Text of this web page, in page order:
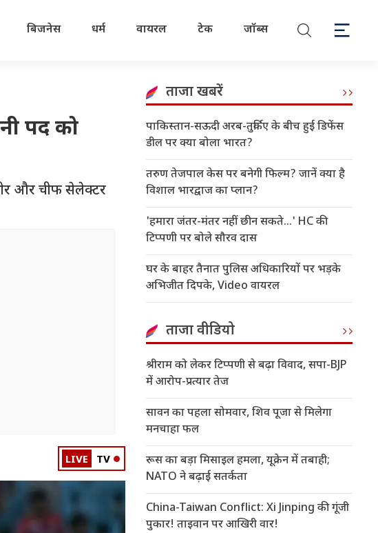
बिजनेस धर्म वायरल टेक जॉब्स
पद को
और चीफ सेलेक्टर
LIVE TV
ताजा खबरें
पाकिस्तान-सऊदी अरब-तुर्किए के बीच हुई डिफेंस
डील पर क्या बोला भारत?
तरुण तेजपाल केस पर बनेगी फिल्म? जानें क्या है
विशाल भारद्वाज का प्लान?
'हमारा जंतर-मंतर नहीं छीन सकते...' HC की
टिप्पणी पर बोले सौरव दास
घर के बाहर तैनात पुलिस अधिकारियों पर भड़के
अभिजीत दिपके, Video वायरल
ताजा वीडियो
श्रीराम को लेकर टिप्पणी से बढ़ा विवाद, सपा-BJP
में आरोप-प्रत्यार तेज
सावन का पहला सोमवार, शिव पूजा से मिलेगा
मनचाहा फल
रूस का बड़ा मिसाइल हमला, यूक्रेन में तबाही;
NATO ने बढ़ाई सतर्कता
China-Taiwan Conflict: Xi Jinping की गूंजी
पुकार! ताइवान पर आखिरी वार!